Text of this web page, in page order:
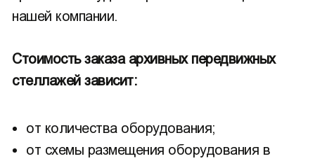
нашей компании.
Стоимость заказа архивных передвижных
стеллажей зависит:
от количества оборудования;
от схемы размещения оборудования в